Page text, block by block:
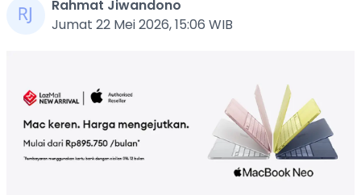
Rahmat Jiwandono
Jumat 22 Mei 2026, 15:06 WIB